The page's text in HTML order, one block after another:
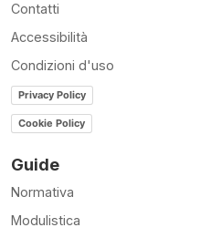
Contatti
Accessibilità
Condizioni d'uso
Privacy Policy
Cookie Policy
Guide
Normativa
Modulistica